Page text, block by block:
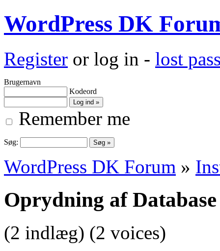
WordPress DK
Register or log in - lost
Brugernavn
Kodeord
Remember me
Søg:
WordPress DK Forum »
Oprydning af Database
(2 indlæg) (2 voices)